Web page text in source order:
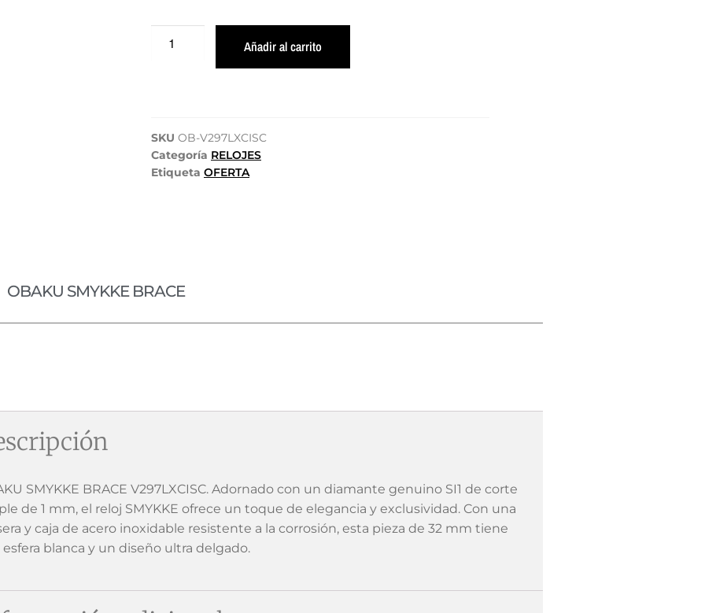
Añadir al carrito
SKU OB-V297LXCISC
Categoría RELOJES
Etiqueta OFERTA
OBAKU SMYKKE BRACE
SMYKKE BRACE V297LXCISC. Adornado con un diamante genuino SI1 de corte
de 1 mm, el reloj SMYKKE ofrece un toque de elegancia y exclusividad. Con una
y caja de acero inoxidable resistente a la corrosión, esta pieza de 32 mm tiene
blanca y un diseño ultra delgado.